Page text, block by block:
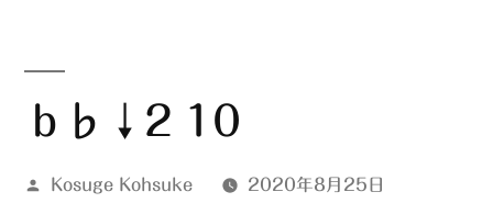
ｂ♭↓2 10
投
Kosuge Kohsuke
2020年8月25日